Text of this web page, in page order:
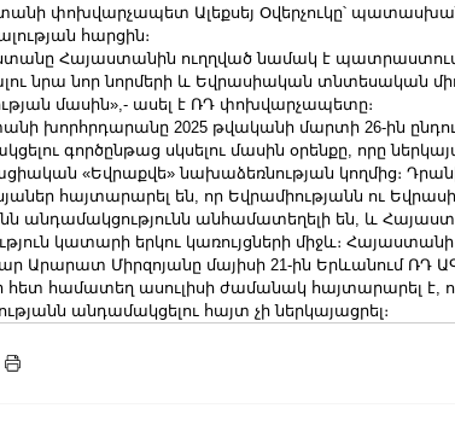
փոխվարչապետ Ալեքսեյ Օվերչուկը՝
հարցին։
Հայաստանին ուղղված նամակ է
նրա նոր նորմերի և Եվրասիական տնտեսական
մասին»,- ասել է ՌԴ փոխվարչապետը։
խորհրդարանը 2025 թվականի մարտի 26-ին
գործընթաց սկսելու մասին օրենքը, որը
«Եվրաքվե» նախաձեռնության կողմից։
հայտարարել են, որ Եվրամիությանն ու
անդամակցությունն անհամատեղելի են, և
կատարի երկու կառույցների միջև։
Արարատ Միրզոյանը մայիսի 21-ին Երևանում ՌԴ
հետ համատեղ ասուլիսի ժամանակ հայտարարել է,
անդամակցելու հայտ չի ներկայացրել։